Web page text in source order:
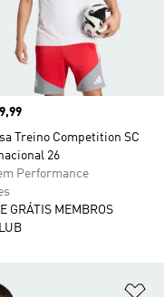
Treino Competition SC
26
Performance
GRÁTIS MEMBROS